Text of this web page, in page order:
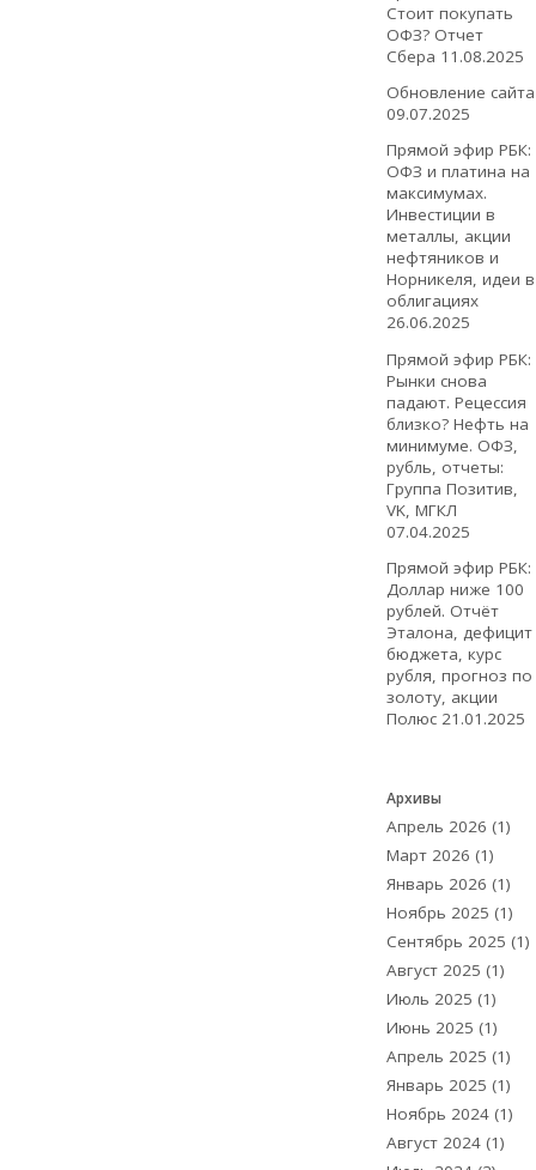
Стоит покупать
ОФЗ? Отчет
Сбера 11.08.2025
Обновление сайта
09.07.2025
Прямой эфир РБК:
ОФЗ и платина на
максимумах.
Инвестиции в
металлы, акции
нефтяников и
Норникеля, идеи в
облигациях
26.06.2025
Прямой эфир РБК:
Рынки снова
падают. Рецессия
близко? Нефть на
минимуме. ОФЗ,
рубль, отчеты:
Группа Позитив,
VK, МГКЛ
07.04.2025
Прямой эфир РБК:
Доллар ниже 100
рублей. Отчёт
Эталона, дефицит
бюджета, курс
рубля, прогноз по
золоту, акции
Полюс 21.01.2025
Архивы
Апрель 2026 (1)
Март 2026 (1)
Январь 2026 (1)
Ноябрь 2025 (1)
Сентябрь 2025 (1)
Август 2025 (1)
Июль 2025 (1)
Июнь 2025 (1)
Апрель 2025 (1)
Январь 2025 (1)
Ноябрь 2024(1)
Август 2024(1)